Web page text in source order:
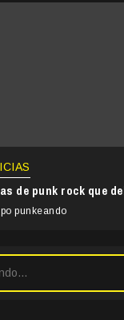
de punk rock que
punkeando